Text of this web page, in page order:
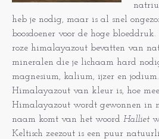
heb je nodig, maar is al snel
boosdoener voor de hoge
roze himalayazout bevatten van
mineralen die je lichaam hard
magnesium, kalium, ijzer en
Himalayazout van kleur is, hoe
Himalayazout wordt gewonnen in
naam komt van het woord Halliet
Keltisch zeezout is een puur